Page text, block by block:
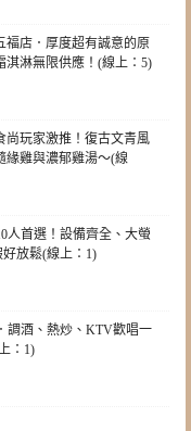
福店．厚度超有誠意的原
淇淋無限供應！(線上：5)
尚玩家激推！復古文青風
緣雞與濃郁雞湯～(線
人首選！設備齊全、大螢
放鬆(線上：1)
調酒、熱炒、KTV歡唱一
：1)